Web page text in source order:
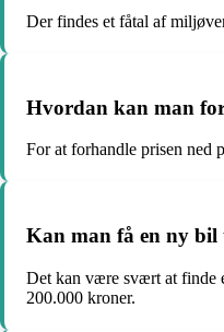
Der findes et fåtal af
Hvordan kan man
For at forhandle prisen ned
Kan man få en ny bil
Det kan være svært at finde
200.000 kroner.